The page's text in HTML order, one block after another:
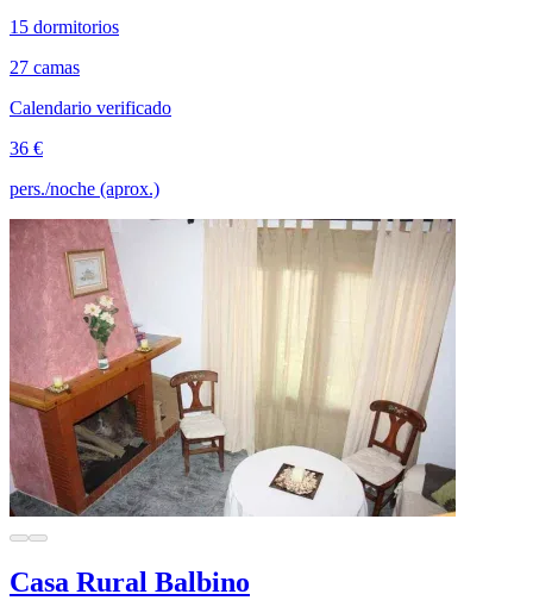
15 dormitorios
27 camas
Calendario verificado
36 €
pers./noche (aprox.)
Casa Rural Balbino